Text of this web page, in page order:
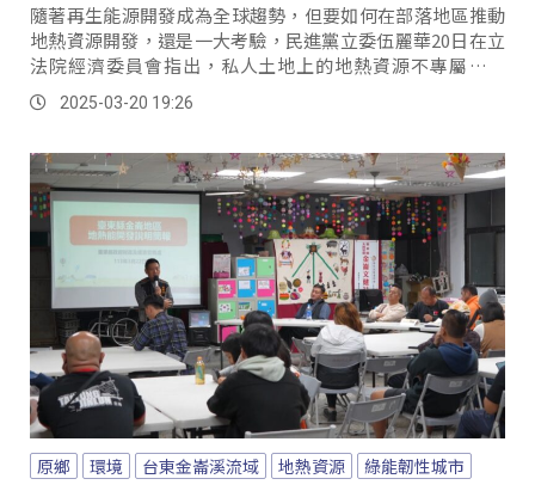
隨著再生能源開發成為全球趨勢，但要如何在部落地區推動
地熱資源開發，還是一大考驗，民進黨立委伍麗華20日在立
法院經濟委員會指出，私人土地上的地熱資源不專屬於地
主，而是共享資源，目前若有公司要開發地熱資源，在諮商
同意機制上就遇到困難，經濟部是否有透過「行政指引」，
2025-03-20 19:26
原鄉 環境 台東金崙溪流域 地熱資源 綠能韌性城市